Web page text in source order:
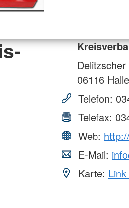
06116 Halle
Telefon:
Telefax:
Web:
E-Mail:
Karte: